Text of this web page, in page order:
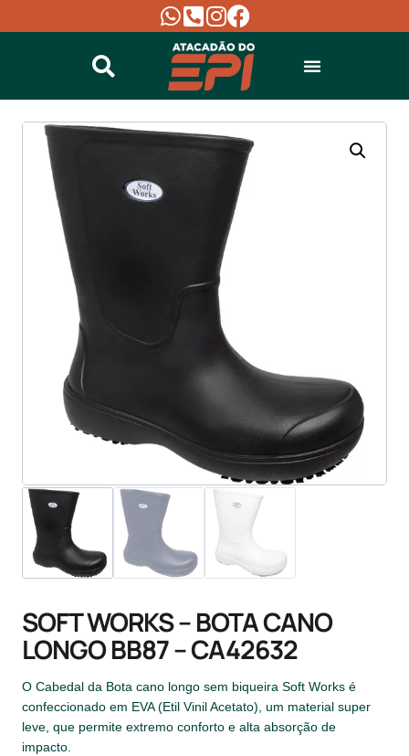
SOFT WORKS – BOTA CANO
LONGO BB87 – CA42632
O Cabedal da Bota cano longo sem biqueira Soft Works é
confeccionado em EVA (Etil Vinil Acetato), um material super
leve, que permite extremo conforto e alta absorção de
impacto.